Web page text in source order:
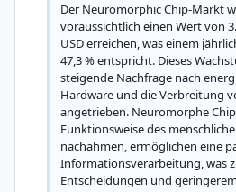
Der Neuromorphic Chip-Markt
voraussichtlich einen Wert von
USD erreichen, was einem
47,3 % entspricht. Dieses
steigende Nachfrage nach
Hardware und die Verbreitung
angetrieben. Neuromorphe
Funktionsweise des
nachahmen, ermöglichen eine
Informationsverarbeitung, was
Entscheidungen und